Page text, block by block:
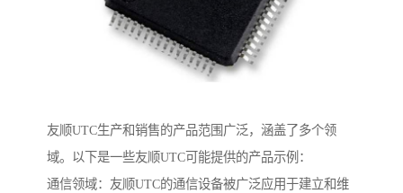
友顺UTC生产和销售的产品范围广泛，涵盖了多个领
域。以下是一些友顺UTC可能提供的产品示例：
通信领域：友顺UTC的通信设备被广泛应用于建立和维